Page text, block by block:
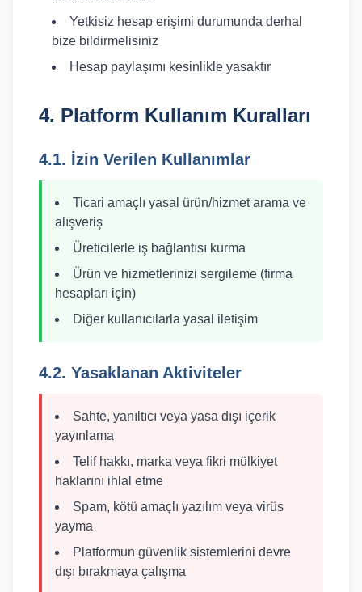
Yetkisiz hesap erişimi durumunda derhal
bize bildirmelisiniz
Hesap paylaşımı kesinlikle yasaktır
4. Platform Kullanım Kuralları
4.1. İzin Verilen Kullanımlar
Ticari amaçlı yasal ürün/hizmet arama ve
alışveriş
Üreticilerle iş bağlantısı kurma
Ürün ve hizmetlerinizi sergileme (firma
hesapları için)
Diğer kullanıcılarla yasal iletişim
4.2. Yasaklanan Aktiviteler
Sahte, yanıltıcı veya yasa dışı içerik
yayınlama
Telif hakkı, marka veya fikri mülkiyet
haklarını ihlal etme
Spam, kötü amaçlı yazılım veya virüs
yayma
Platformun güvenlik sistemlerini devre
dışı bırakmaya çalışma